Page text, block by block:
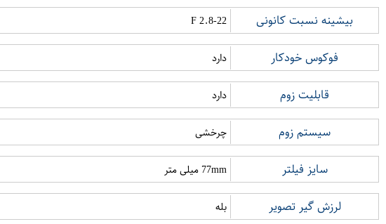
بیشینه نسبت کانونی 2.8-22 F
فوکوس خودکار دارد
قابلیت زوم دارد
سیستم زوم چرخشی
سایز فیلتر 77mm میلی متر
لرزش گیر تصویر بله